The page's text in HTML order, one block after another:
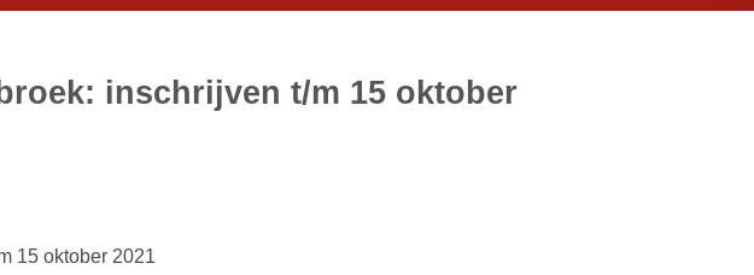
inschrijven t/m 15 oktober
15 oktober 2021